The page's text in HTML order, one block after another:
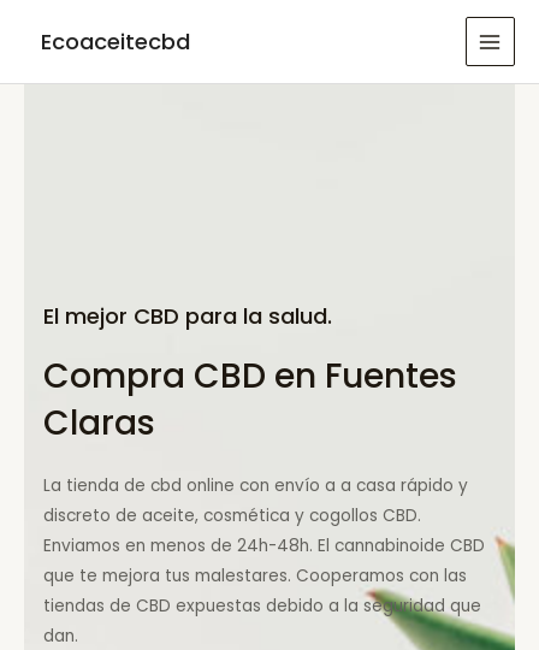
Ecoaceitecbd
El mejor CBD para la salud.
Compra CBD en Fuentes
Claras
La tienda de cbd online con envío a a casa rápido y
discreto de aceite, cosmética y cogollos CBD.
Enviamos en menos de 24h-48h. El cannabinoide CBD
que te mejora tus malestares. Cooperamos con las
tiendas de CBD expuestas debido a la seguridad que
dan.